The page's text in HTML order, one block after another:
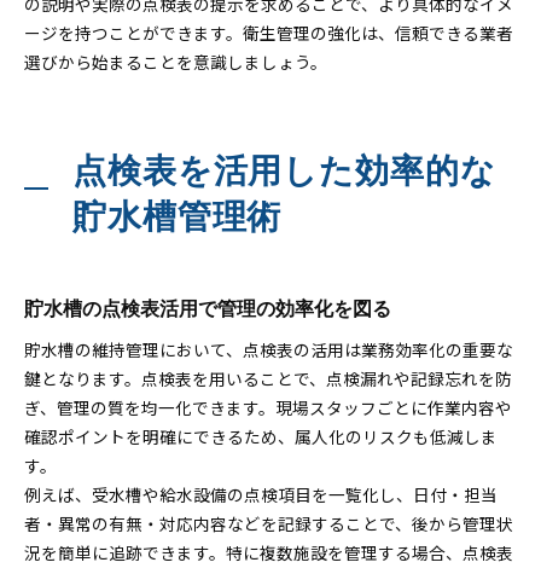
ージを持つことができます。衛生管理の強化は、信頼できる業者
選びから始まることを意識しましょう。
点検表を活用した効率的な
貯水槽管理術
貯水槽の点検表活用で管理の効率化を図る
貯水槽の維持管理において、点検表の活用は業務効率化の重要な
鍵となります。点検表を用いることで、点検漏れや記録忘れを防
ぎ、管理の質を均一化できます。現場スタッフごとに作業内容や
確認ポイントを明確にできるため、属人化のリスクも低減しま
す。
例えば、受水槽や給水設備の点検項目を一覧化し、日付・担当
者・異常の有無・対応内容などを記録することで、後から管理状
況を簡単に追跡できます。特に複数施設を管理する場合、点検表